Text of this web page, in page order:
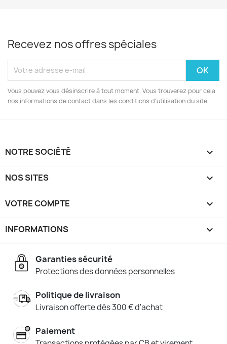
Recevez nos offres spéciales
Vous pouvez vous désinscrire à tout moment. Vous trouverez pour cela
nos informations de contact dans les conditions d'utilisation du site.
NOTRE SOCIÉTÉ 
NOS SITES 
VOTRE COMPTE 
INFORMATIONS keyboard_arrow_down
Garanties sécurité
Protections des données personnelles
Politique de livraison
Livraison offerte dès 300 € d'achat
Paiement